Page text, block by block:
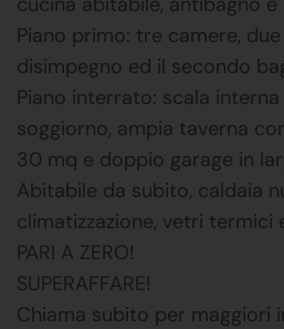
Piano primo: tre camere,
disimpegno ed il secondo
Piano interrato: scala
soggiorno, ampia taverna
30 mq e doppio garage in
Abitabile da subito, caldaia
climatizzazione, vetri termici
PARI A ZERO!
SUPERAFFARE!
Chiama subito per maggiori